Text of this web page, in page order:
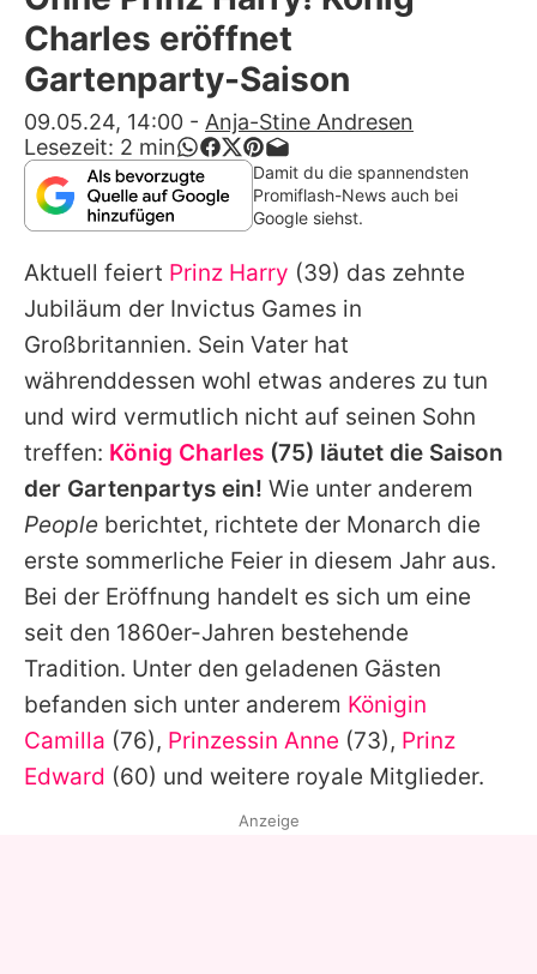
Alle Themen auf Promiflash
Jobs
App runterladen
Team
Redaktionelle Richtlinien
Impressum
Datenschutzerklärung
Nutzungsbedingungen
Utiq verwalten
Charles eröffnet
Gartenparty-Saison
09.05.24, 14:00 - Anja-Stine Andresen
Lesezeit: 2 min
Damit du die spannendsten
Promiflash-News auch bei
Google siehst.
Aktuell feiert Prinz Harry (39) das zehnte
Jubiläum der Invictus Games in
Großbritannien. Sein Vater hat
währenddessen wohl etwas anderes zu tun
und wird vermutlich nicht auf seinen Sohn
treffen: König Charles (75) läutet die Saison
der Gartenpartys ein! Wie unter anderem
People berichtet, richtete der Monarch die
erste sommerliche Feier in diesem Jahr aus.
Bei der Eröffnung handelt es sich um eine
seit den 1860er-Jahren bestehende
Tradition. Unter den geladenen Gästen
befanden sich unter anderem Königin
Camilla (76), Prinzessin Anne (73), Prinz
Edward (60) und weitere royale Mitglieder.
Anzeige